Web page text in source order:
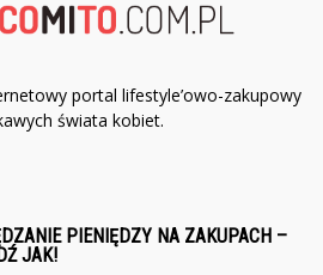
portal lifestyle’owo-zakupowy
świata kobiet.
PIENIĘDZY NA ZAKUPACH –
JAK!